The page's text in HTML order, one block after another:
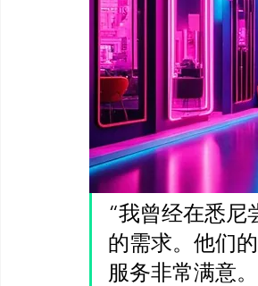
“我曾经在悉尼
的需求。他们
服务非常满意